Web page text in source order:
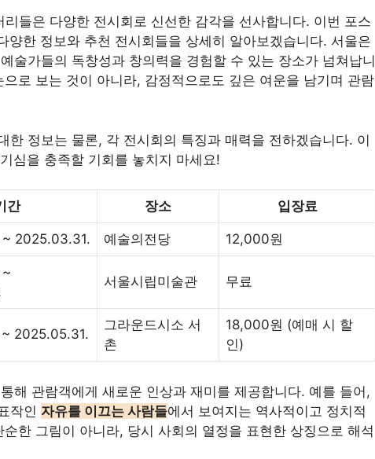
들은 다양한 전시회로 신선한 감각을 선사합니다. 이번 포스
양한 정보와 추천 전시회들을 상세히 알아보겠습니다. 서울은
술가들의 독창성과 창의력을 경험할 수 있는 장소가 넘쳐납니
로 보는 것이 아니라, 감정적으로도 깊은 여운을 남기며 관람
한 정보는 물론, 각 전시회의 특징과 매력을 전하겠습니다. 이
심을 충족할 기회를 놓치지 마세요!
간 장소 입장료
2025.03.31. 예술의전당 12,000원
서울시립미술관 무료
2025.05.31.
그라운드시소 서
촌
18,000원 (예매 시 할
인)
해 관람객에게 새로운 인상과 재미를 제공합니다. 예를 들어,
작인 자유를 이끄는 사람들에서 보여지는 역사적이고 정치적
한 그림이 아니라, 당시 사회의 열정을 표현한 상징으로 해석